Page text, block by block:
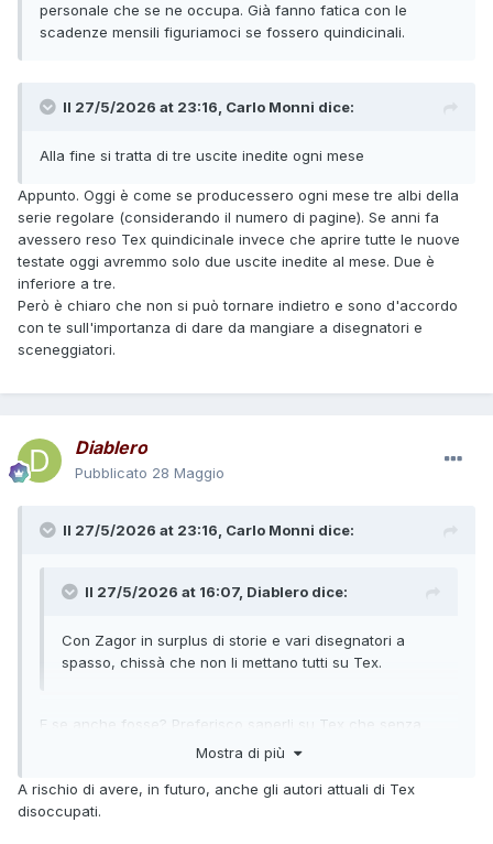
crediate che il mercato francese e quello americano
possano assorbiìrli tutti.
fumetti. Sarà perché la cosa l'ho toccata con mano.
personale che se ne occupa. Già fanno fatica con le
scadenze mensili figuriamoci se fossero quindicinali.
Il 27/5/2026 at 23:16, Carlo Monni dice:
Alla fine si tratta di tre uscite inedite ogni mese
Appunto. Oggi è come se producessero ogni mese tre albi della
serie regolare (considerando il numero di pagine). Se anni fa
avessero reso Tex quindicinale invece che aprire tutte le nuove
testate oggi avremmo solo due uscite inedite al mese. Due è
inferiore a tre.
Però è chiaro che non si può tornare indietro e sono d'accordo
con te sull'importanza di dare da mangiare a disegnatori e
sceneggiatori.
Diablero
Pubblicato 28 Maggio
Il 27/5/2026 at 23:16, Carlo Monni dice:
Il 27/5/2026 at 16:07, Diablero dice:
Con Zagor in surplus di storie e vari disegnatori a
spasso, chissà che non li mettano tutti su Tex.
E se anche fosse? Preferisco saperli su Tex che senza
Mostra di più
A rischio di avere, in futuro, anche gli autori attuali di Tex
disoccupati.